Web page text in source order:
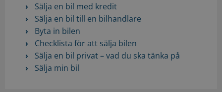
Sälja en bil med kredit
Sälja en bil till en bilhandlare
Byta in bilen
Checklista för att sälja bilen
Sälja en bil privat – vad du ska tänka på
Sälja min bil